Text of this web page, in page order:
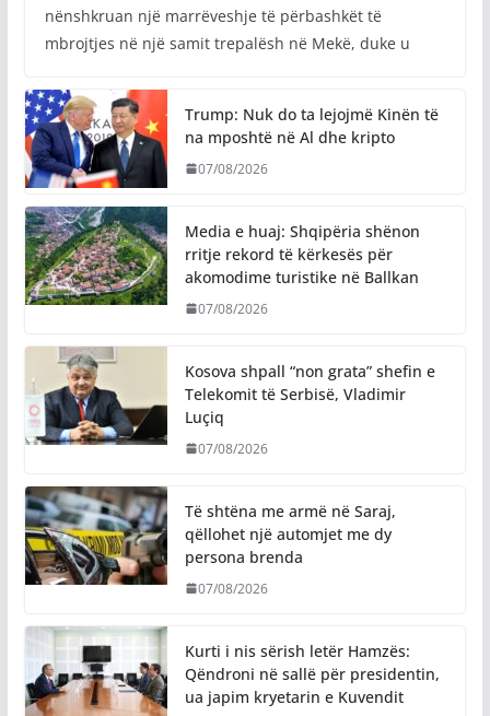
nënshkruan një marrëveshje të përbashkët të
mbrojtjes në një samit trepalësh në Mekë, duke u
Trump: Nuk do ta lejojmë Kinën të
na mposhtë në Al dhe kripto
07/08/2026
Media e huaj: Shqipëria shënon
rritje rekord të kërkesës për
akomodime turistike në Ballkan
07/08/2026
Kosova shpall “non grata” shefin e
Telekomit të Serbisë, Vladimir
Luçiq
07/08/2026
Të shtëna me armë në Saraj,
qëllohet një automjet me dy
persona brenda
07/08/2026
​Kurti i nis sërish letër Hamzës:
Qëndroni në sallë për presidentin,
ua japim kryetarin e Kuvendit